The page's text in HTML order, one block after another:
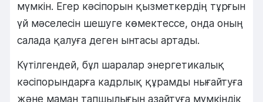
мүмкін. Егер кәсіпорын қызметкердің тұрғын
үй мәселесін шешуге көмектессе, онда оның
салада қалуға деген ынтасы артады.
Күтілгендей, бұл шаралар энергетикалық
кәсіпорындарға кадрлық құрамды нығайтуға
және маман тапшылығын азайтуға мүмкіндік